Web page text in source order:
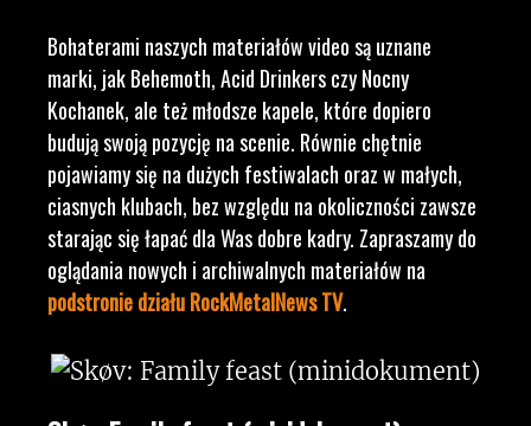
Bohaterami naszych materiałów video są uznane
marki, jak Behemoth, Acid Drinkers czy Nocny
Kochanek, ale też młodsze kapele, które dopiero
budują swoją pozycję na scenie. Równie chętnie
pojawiamy się na dużych festiwalach oraz w małych,
ciasnych klubach, bez względu na okoliczności zawsze
starając się łapać dla Was dobre kadry. Zapraszamy do
oglądania nowych i archiwalnych materiałów na
podstronie działu RockMetalNews TV.